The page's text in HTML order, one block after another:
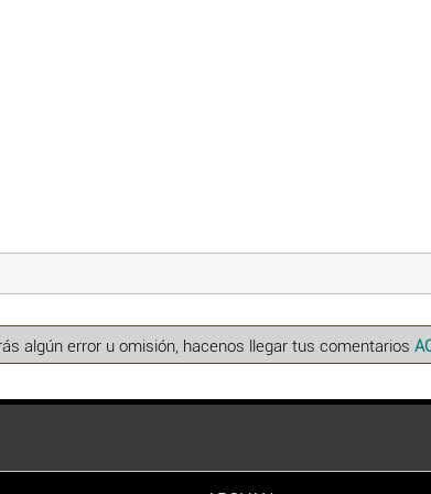
algún error u omisión, hacenos llegar tus comentarios